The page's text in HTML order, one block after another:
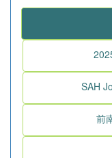
SAH
前